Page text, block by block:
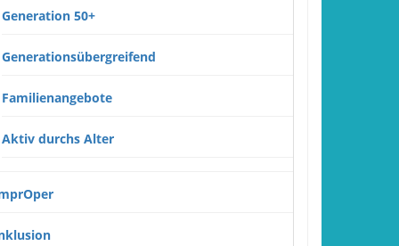
Generation 50+
Generationsübergreifend
Familienangebote
Aktiv durchs Alter